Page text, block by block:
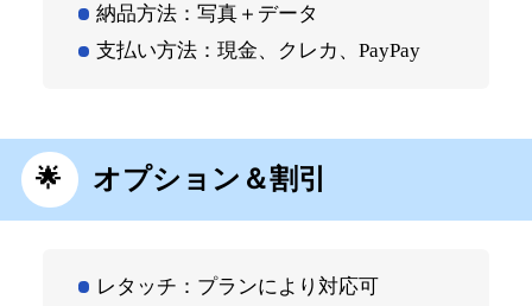
納品方法：写真＋データ
支払い方法：現金、クレカ、PayPay
オプション＆割引
レタッチ：プランにより対応可